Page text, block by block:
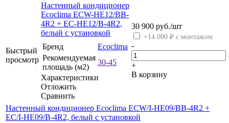
Быстрый
просмотр
Настенный кондиционер
Ecoclima ECW-HE12/BB-
4R2 + EC-HE12/B-4R2,
белый с установкой
Бренд
Ecoclima
Рекомендуемая
площадь (м2)
30-45
Характеристики
Отложить
Сравнить
30 900 руб./шт
+14 000 ₽ с монтажом
-
+
В корзину
Настенный кондиционер Ecoclima ECW/I-HE09/BB-4R2 +
EC/I-HE09/B-4R2, белый с установкой